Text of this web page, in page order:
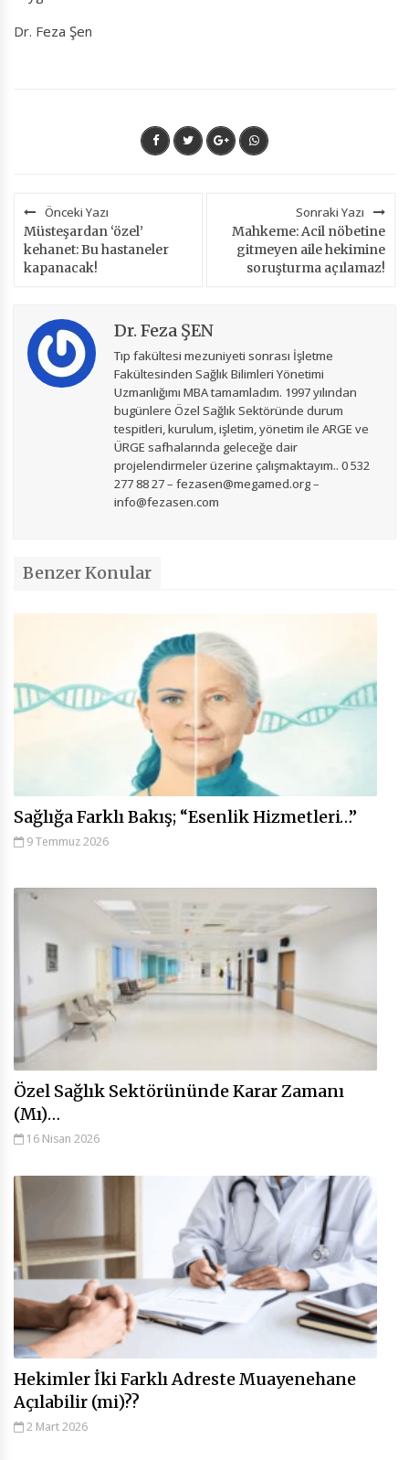
Dr. Feza Şen
Önceki Yazı
Müsteşardan ‘özel’
kehanet: Bu hastaneler
kapanacak!
Sonraki Yazı
Mahkeme: Acil nöbetine
gitmeyen aile hekimine
soruşturma açılamaz!
Dr. Feza ŞEN
Tıp fakültesi mezuniyeti sonrası İşletme
Fakültesinden Sağlık Bilimleri Yönetimi
Uzmanlığımı MBA tamamladım. 1997 yılından
bugünlere Özel Sağlık Sektöründe durum
tespitleri, kurulum, işletim, yönetim ile ARGE ve
ÜRGE safhalarında geleceğe dair
projelendirmeler üzerine çalışmaktayım.. 0 532
277 88 27 – fezasen@megamed.org –
info@fezasen.com
Benzer Konular
Sağlığa Farklı Bakış; “Esenlik Hizmetleri…”
9 Temmuz 2026
Özel Sağlık Sektörününde Karar Zamanı
(Mı)…
16 Nisan 2026
Hekimler İki Farklı Adreste Muayenehane
Açılabilir (mi)??
2 Mart 2026